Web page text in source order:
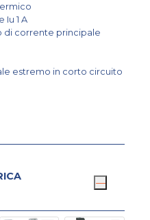
1 A
di corrente principale
estremo in corto circuito